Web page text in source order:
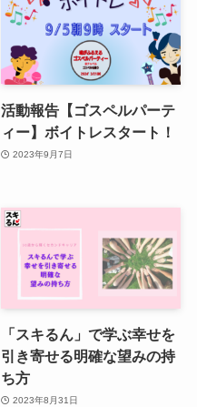
活動報告【ゴスペルパーテ
ィー】ボイトレスタート！
2023年9月7日
「スキるん」で学ぶ幸せを
引き寄せる明確な望みの持
ち方
2023年8月31日